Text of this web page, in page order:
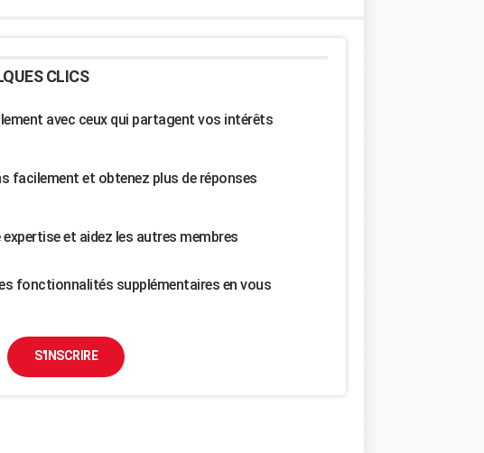
CLICS
avec ceux qui partagent vos intérêts
facilement et obtenez plus de réponses
et aidez les autres membres
fonctionnalités supplémentaires en vous
S'INSCRIRE